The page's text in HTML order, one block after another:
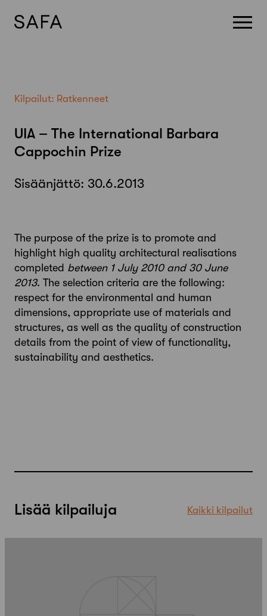
Kilpailut: Ratkenneet
UIA – The International Barbara
Cappochin Prize
Sisäänjättö: 30.6.2013
The purpose of the prize is to promote and
highlight high quality architectural realisations
completed between 1 July 2010 and 30 June
2013. The selection criteria are the following:
respect for the environmental and human
dimensions, appropriate use of materials and
structures, as well as the quality of construction
details from the point of view of functionality,
sustainability and aesthetics.
Lisää kilpailuja Kaikki kilpailut